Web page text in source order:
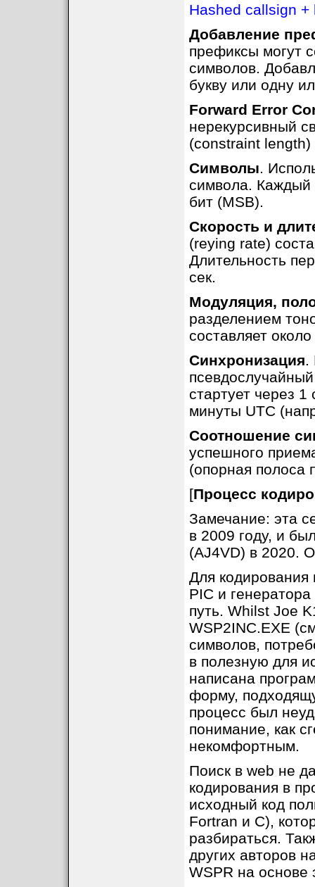
Hashed callsign +
Добавление
префиксы могут
символов.
букву или одну
Forward Error
нерекурсивный
(constraint length)
Символы.
символа. Каждый
бит (MSB).
Скорость и
(reying rate)
Длительность
сек.
Модуляция,
разделением
составляет
Синхронизация.
стартует через
минуты UTC
Соотношение
успешного
(опорная полоса
[Процесс
Замечание: эта
в 2009 году, и
(AJ4VD) в 2020.
Для кодирования
PIC и
путь. Whilst Joe
WSP2INC.EXE
символов,
в полезную для
написана
форму,
процесс был
понимание, как
некомфортным.
Поиск в web не
кодирования в
исходный код
Fortran и C),
разбираться.
других авторов
WSPR на основе